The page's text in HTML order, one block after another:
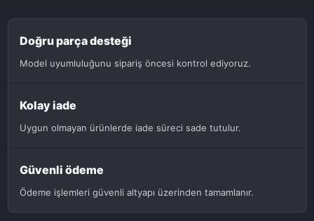
Doğru parça desteği
Model uyumluluğunu sipariş öncesi kontrol ediyoruz.
Kolay iade
Uygun olmayan ürünlerde iade süreci sade tutulur.
Güvenli ödeme
Ödeme işlemleri güvenli altyapı üzerinden tamamlanır.